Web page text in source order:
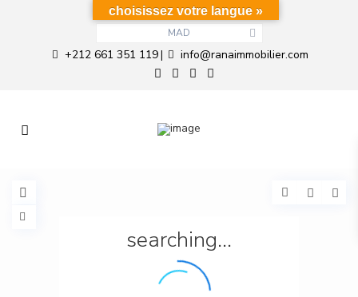
MAD
+212 661 351 119| info@ranaimmobilier.com
searching...
choisissez votre langue »